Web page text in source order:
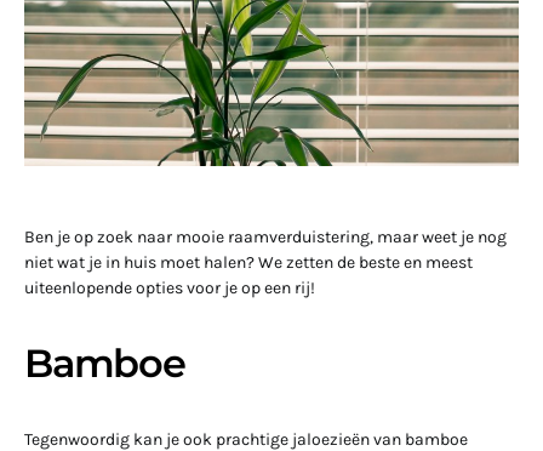
Ben je op zoek naar mooie raamverduistering, maar weet je nog
niet wat je in huis moet halen? We zetten de beste en meest
uiteenlopende opties voor je op een rij!
Bamboe
Tegenwoordig kan je ook prachtige jaloezieën van bamboe